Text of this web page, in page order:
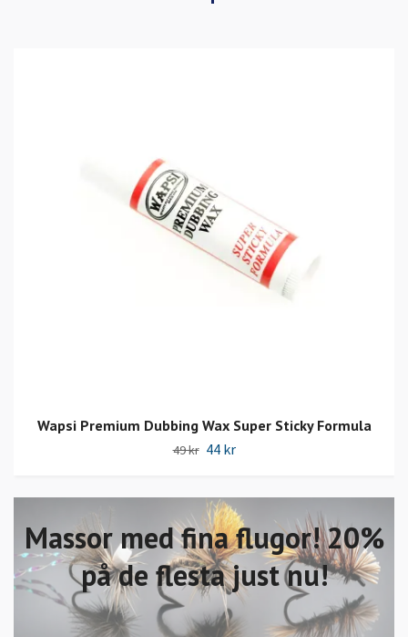
Massor med fina flugor! 20%
på de flesta just nu!
Wapsi Premium Dubbing Wax Super Sticky Formula
49 kr 44 kr